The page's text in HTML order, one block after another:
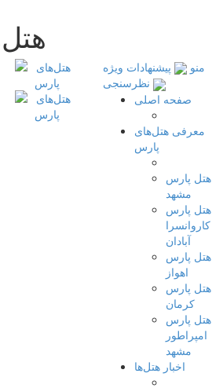
منو
پیشنهادات ویژه
نظرسنجی
صفحه اصلی
معرفی هتل‌های
پارس
هتل پارس
مشهد
هتل پارس
کاروانسرا
آبادان
هتل پارس
اهواز
هتل پارس
کرمان
هتل پارس
امپراطور
مشهد
اخبار هتل‌ها